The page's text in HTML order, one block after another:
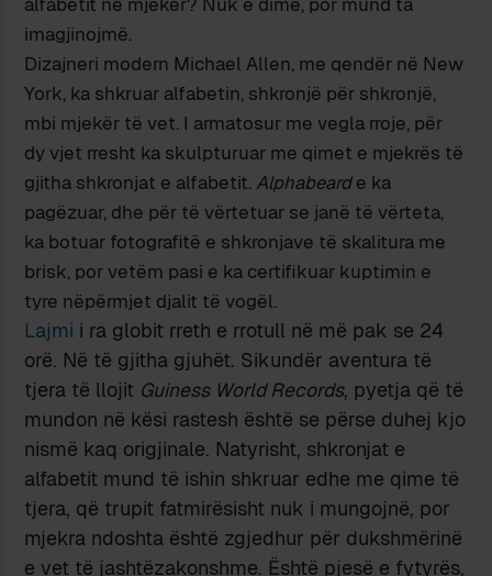
imagjinojmë.
Dizajneri modern Michael Allen, me qendër në New
York, ka shkruar alfabetin, shkronjë për shkronjë,
mbi mjekër të vet. I armatosur me vegla rroje, për
dy vjet rresht ka skulpturuar me qimet e mjekrës të
gjitha shkronjat e alfabetit. Alphabearde ka
pagëzuar, dhe për të vërtetuar se janë të vërteta,
ka botuar fotografitë e shkronjave të skalitura me
brisk, por vetëm pasi e ka certifikuar kuptimin e
tyre nëpërmjet djalit të vogël.
Lajmi i ra globit rreth e rrotull në më pak se 24
orë. Në të gjitha gjuhët. Sikundër aventura të
tjera të llojit Guiness World Records, pyetja që të
mundon në kësi rastesh është se përse duhej kjo
nismë kaq origjinale. Natyrisht, shkronjat e
alfabetit mund të ishin shkruar edhe me qime të
tjera, që trupit fatmirësisht nuk i mungojnë, por
mjekra ndoshta është zgjedhur për dukshmërinë
e vet të jashtëzakonshme. Është pjesë e fytyrës,